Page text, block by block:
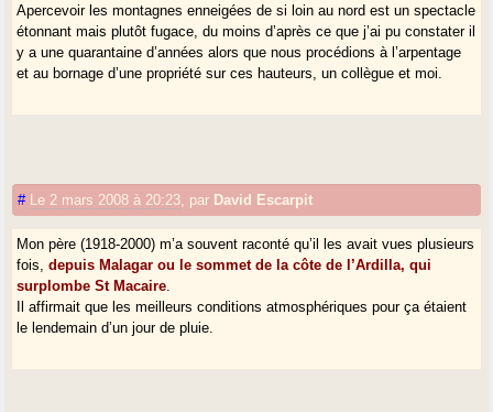
Apercevoir les montagnes enneigées de si loin au nord est un spectacle
étonnant mais plutôt fugace, du moins d’après ce que j’ai pu constater il
y a une quarantaine d’années alors que nous procédions à l’arpentage
et au bornage d’une propriété sur ces hauteurs, un collègue et moi.
# Le 2 mars 2008 à 20:23 par David Escarpit
Mon père (1918-2000) m’a souvent raconté qu’il les avait vues plusieurs
fois,depuis Malagar ou le sommet de la côte de l’Ardilla, qui
surplombe St Macaire
Il affirmait que les meilleurs conditions atmosphériques pour ça étaient
le lendemain d’un jour de pluie.